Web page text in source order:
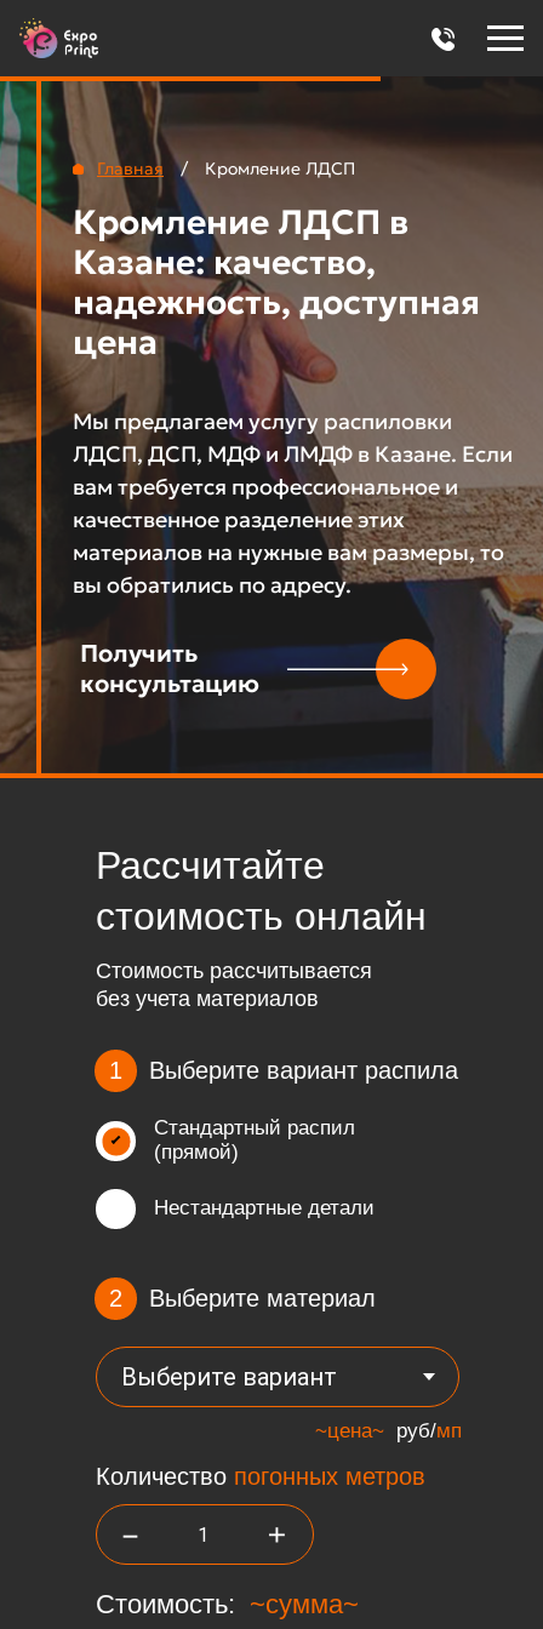
Главная / Кромление ЛДСП
Кромление ЛДСП в
Казане: качество,
надежность, доступная
цена
Мы предлагаем услугу распиловки
ЛДСП, ДСП, МДФ и ЛМДФ в Казане. Если
вам требуется профессиональное и
качественное разделение этих
материалов на нужные вам размеры, то
вы обратились по адресу.
Получить
консультацию
Рассчитайте
стоимость онлайн
Стоимость рассчитывается
без учета материалов
1 Выберите вариант распила
Стандартный распил
(прямой)
Нестандартные детали
2 Выберите материал
– +
~цена~
Количество погонных метров
Стоимость: ~сумма~
руб/мп